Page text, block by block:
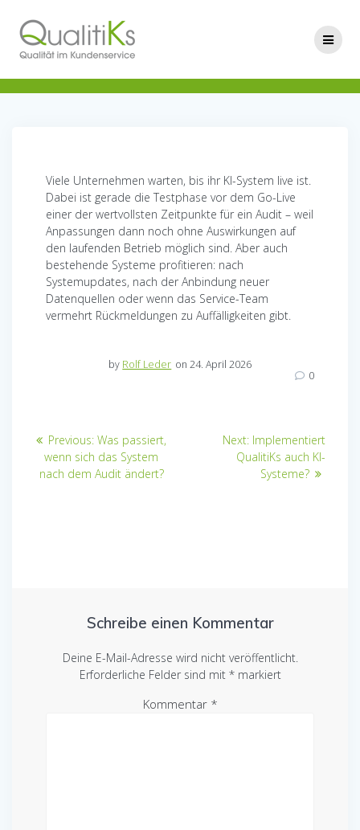
Viele Unternehmen warten, bis ihr KI-System live ist.
Dabei ist gerade die Testphase vor dem Go-Live
einer der wertvollsten Zeitpunkte für ein Audit – weil
Anpassungen dann noch ohne Auswirkungen auf
den laufenden Betrieb möglich sind. Aber auch
bestehende Systeme profitieren: nach
Systemupdates, nach der Anbindung neuer
Datenquellen oder wenn das Service-Team
vermehrt Rückmeldungen zu Auffälligkeiten gibt.
by Rolf Leder on 24. April 2026
0
Beitragsnavigation
Previous: Previous
post:
Was passiert,
wenn sich das System
nach dem Audit ändert?
Next: Next
post:
Implementiert
QualitiKs auch KI-
Systeme?
Schreibe einen Kommentar
Deine E-Mail-Adresse wird nicht veröffentlicht.
Erforderliche Felder sind mit *markiert
Kommentar *